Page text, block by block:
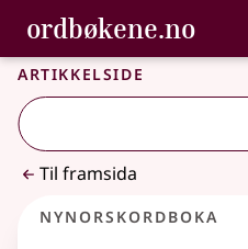
Gå til hovudinnhald
Tilgjenge
ordbøkene.no,
Bokmålsordboka og
Artikkelside
Til framsida
Nynorskordboka